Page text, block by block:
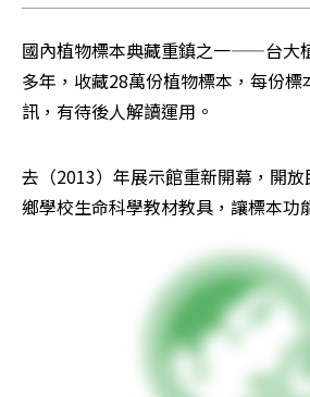
國內植物標本典藏重鎮之一——台大
多年，收藏28萬份植物標本，每份標
訊，有待後人解讀運用。
去（2013）年展示館重新開幕，開
鄉學校生命科學教材教具，讓標本功